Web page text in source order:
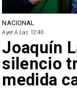
NACIONAL
Ayer A Las 12:40
Joaquín
silencio
medida